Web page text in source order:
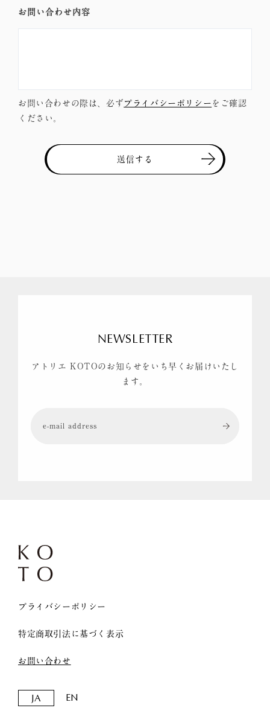
お問い合わせ内容
お問い合わせの際は、必ず プライバシーポリシー をご確認
ください。
送信する
NEWSLETTER
アトリエ KOTOのお知らせをいち早くお届けいたし
ます。
e-mail address
プライバシーポリシー
特定商取引法に基づく表示
お問い合わせ
JA EN